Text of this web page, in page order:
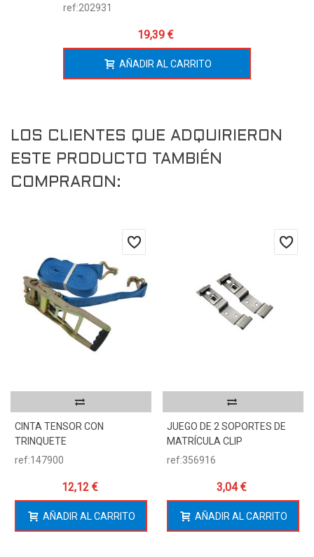
ref:202931
19,39 €
AÑADIR AL CARRITO
LOS CLIENTES QUE ADQUIRIERON
ESTE PRODUCTO TAMBIÉN
COMPRARON:
CINTA TENSOR CON
TRINQUETE
ref:147900
12,12 €
AÑADIR AL CARRITO
JUEGO DE 2 SOPORTES DE
MATRÍCULA CLIP
ref:356916
3,04 €
AÑADIR AL CARRITO